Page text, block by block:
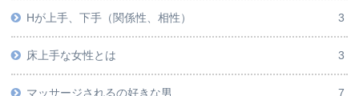
Hが上手、下手（関係性、相性） 3
床上手な女性とは 3
マッサージされるの好きな男 7